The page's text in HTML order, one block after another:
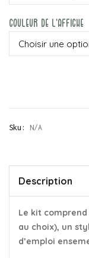
Couleur De L'affiche
Sku: N/A
Description
Le kit
au choix), un
d’emploi